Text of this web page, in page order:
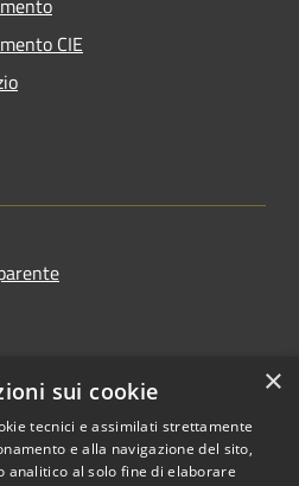
CIE
×
sui cookie
tecnici e assimilati strettamente
e alla navigazione del sito,
analitico al solo fine di elaborare